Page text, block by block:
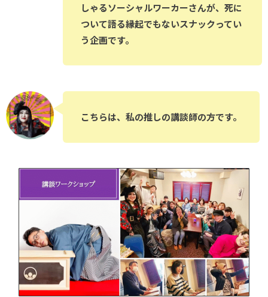
しゃるソーシャルワーカーさんが、死に
ついて語る縁起でもないスナックってい
う企画です。
こちらは、私の推しの講談師の方です。